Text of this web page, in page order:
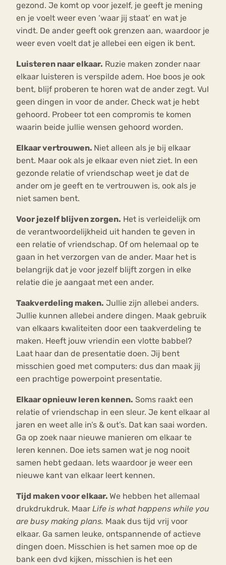
gezond. Je komt op voor jezelf, je geeft je mening
en je voelt weer even ‘waar jij staat’ en wat je
vindt. De ander geeft ook grenzen aan, waardoor je
weer even voelt dat je allebei een eigen ik bent.
Luisteren naar elkaar. Ruzie maken zonder naar
elkaar luisteren is verspilde adem. Hoe boos je ook
bent, blijf proberen te horen wat de ander zegt. Vul
geen dingen in voor de ander. Check wat je hebt
gehoord. Probeer tot een compromis te komen
waarin beide jullie wensen gehoord worden.
Elkaar vertrouwen. Niet alleen als je bij elkaar
bent. Maar ook als je elkaar even niet ziet. In een
gezonde relatie of vriendschap weet je dat de
ander om je geeft en te vertrouwen is, ook als je
niet samen bent.
Voor jezelf blijven zorgen. Het is verleidelijk om
de verantwoordelijkheid uit handen te geven in
een relatie of vriendschap. Of om helemaal op te
gaan in het verzorgen van de ander. Maar het is
belangrijk dat je voor jezelf blijft zorgen in elke
relatie die je aangaat met een ander.
Taakverdeling maken. Jullie zijn allebei anders.
Jullie kunnen allebei andere dingen. Maak gebruik
van elkaars kwaliteiten door een taakverdeling te
maken. Heeft jouw vriendin een vlotte babbel?
Laat haar dan de presentatie doen. Jij bent
misschien goed met computers: dus dan maak jij
een prachtige powerpoint presentatie.
Elkaar opnieuw leren kennen. Soms raakt een
relatie of vriendschap in een sleur. Je kent elkaar al
jaren en weet alle in’s & out’s. Dat kan saai worden.
Ga op zoek naar nieuwe manieren om elkaar te
leren kennen. Doe iets samen wat je nog nooit
samen hebt gedaan. Iets waardoor je weer een
nieuwe kant van elkaar leert kennen.
Tijd maken voor elkaar. We hebben het allemaal
drukdrukdruk. Maar Life is what happens while you
are busy making plans. Maak dus tijd vrij voor
elkaar. Ga samen leuke, ontspannende of actieve
dingen doen. Misschien is het samen moe op de
bank een dvd kijken, misschien is het een